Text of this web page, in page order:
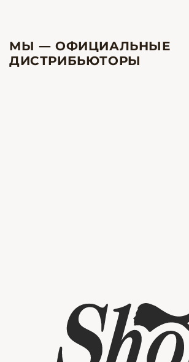
МЫ — ОФИЦИАЛЬНЫЕ
ДИСТРИБЬЮТОРЫ